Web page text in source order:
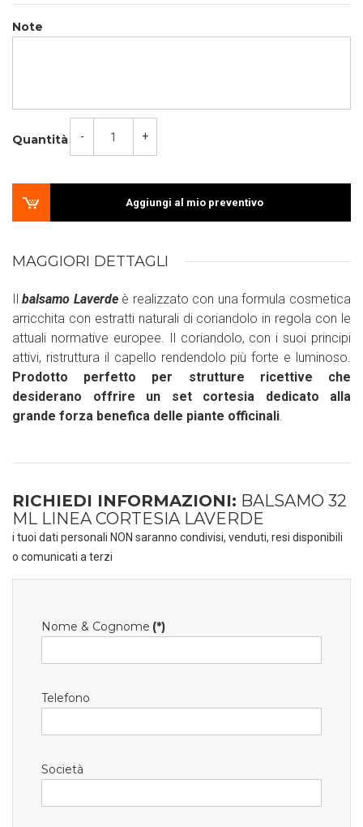
Note
Quantità - +
Aggiungi al mio preventivo
MAGGIORI DETTAGLI
Il balsamo Laverde è realizzato con una formula cosmetica
arricchita con estratti naturali di coriandolo in regola con le
attuali normative europee. Il coriandolo, con i suoi principi
attivi, ristruttura il capello rendendolo più forte e luminoso.
Prodotto perfetto per strutture ricettive che
desiderano offrire un set cortesia dedicato alla
grande forza benefica delle piante officinali.
RICHIEDI INFORMAZIONI: BALSAMO 32
ML LINEA CORTESIA LAVERDE
i tuoi dati personali NON saranno condivisi, venduti, resi disponibili
o comunicati a terzi
Nome & Cognome (*)
Telefono
Società